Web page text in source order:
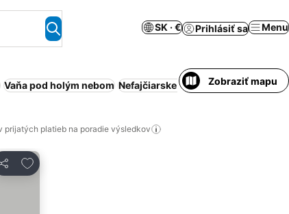
SK · € Prihlásiť sa Menu
Vaňa pod holým nebom Nefajčiarske izby Rodiny Domáce
Zobraziť mapu
prijatých platieb na poradie výsledkov
Zdieľať
Pridať do obľúbených